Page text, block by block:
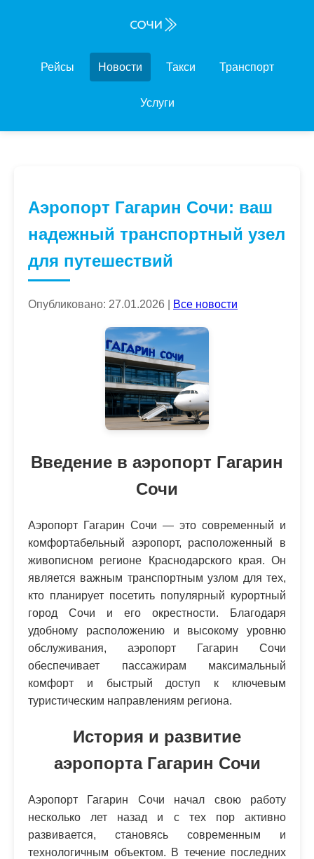
Рейсы Новости Такси Транспорт
Услуги
Аэропорт Гагарин Сочи: ваш
надежный транспортный узел
для путешествий
Опубликовано: 27.01.2026 | Все новости
Введение в аэропорт Гагарин
Сочи
Аэропорт Гагарин Сочи — это современный и
комфортабельный аэропорт, расположенный в
живописном регионе Краснодарского края. Он
является важным транспортным узлом для тех,
кто планирует посетить популярный курортный
город Сочи и его окрестности. Благодаря
удобному расположению и высокому уровню
обслуживания, аэропорт Гагарин Сочи
обеспечивает пассажирам максимальный
комфорт и быстрый доступ к ключевым
туристическим направлениям региона.
История и развитие
аэропорта Гагарин Сочи
Аэропорт Гагарин Сочи начал свою работу
несколько лет назад и с тех пор активно
развивается, становясь современным и
технологичным объектом. В течение последних